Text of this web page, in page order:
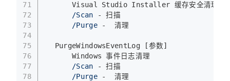
71
72
73
74
75
76
77
78
      Visual Studio Installer 缓存安全清理
/Scan - 扫描
/Purge -  清理
  PurgeWindowsEventLog [参数]
      Windows 事件日志清理
/Scan - 扫描
/Purge -  清理